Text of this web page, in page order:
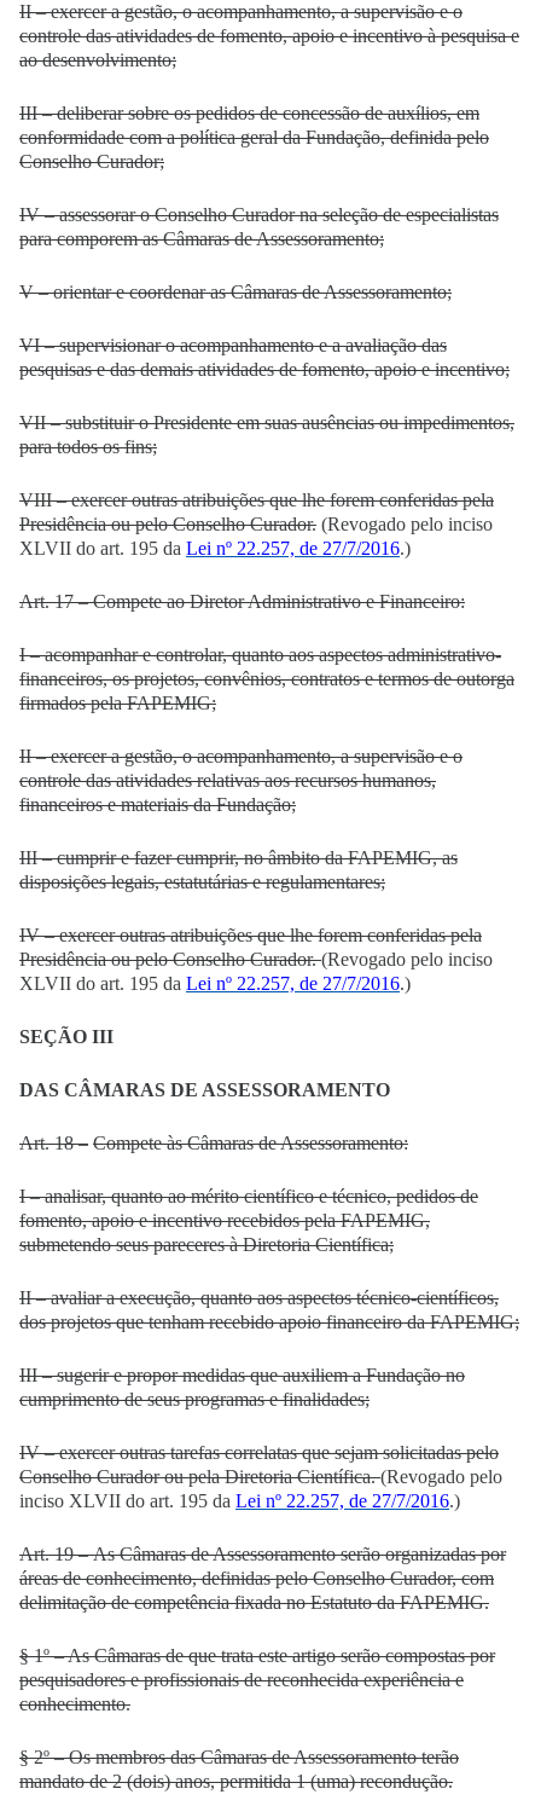
II – exercer a gestão, o acompanhamento, a supervisão e o
controle das atividades de fomento, apoio e incentivo à pesquisa e
ao desenvolvimento;
III – deliberar sobre os pedidos de concessão de auxílios, em
conformidade com a política geral da Fundação, definida pelo
Conselho Curador;
IV – assessorar o Conselho Curador na seleção de especialistas
para comporem as Câmaras de Assessoramento;
V – orientar e coordenar as Câmaras de Assessoramento;
VI – supervisionar o acompanhamento e a avaliação das
pesquisas e das demais atividades de fomento, apoio e incentivo;
VII – substituir o Presidente em suas ausências ou impedimentos,
para todos os fins;
VIII – exercer outras atribuições que lhe forem conferidas pela
Presidência ou pelo Conselho Curador. (Revogado pelo inciso
XLVII do art. 195 da Lei nº 22.257, de 27/7/2016.)
Art. 17 – Compete ao Diretor Administrativo e Financeiro:
I – acompanhar e controlar, quanto aos aspectos administrativo-
financeiros, os projetos, convênios, contratos e termos de outorga
firmados pela FAPEMIG;
II – exercer a gestão, o acompanhamento, a supervisão e o
controle das atividades relativas aos recursos humanos,
financeiros e materiais da Fundação;
III – cumprir e fazer cumprir, no âmbito da FAPEMIG, as
disposições legais, estatutárias e regulamentares;
IV – exercer outras atribuições que lhe forem conferidas pela
Presidência ou pelo Conselho Curador.(Revogado pelo inciso
XLVII do art. 195 da Lei nº 22.257, de 27/7/2016.)
SEÇÃO III
DAS CÂMARAS DE ASSESSORAMENTO
Art. 18 – Compete às Câmaras de Assessoramento:
I – analisar, quanto ao mérito científico e técnico, pedidos de
fomento, apoio e incentivo recebidos pela FAPEMIG,
submetendo seus pareceres à Diretoria Científica;
II – avaliar a execução, quanto aos aspectos técnico-científicos,
dos projetos que tenham recebido apoio financeiro da FAPEMIG;
III – sugerir e propor medidas que auxiliem a Fundação no
cumprimento de seus programas e finalidades;
IV – exercer outras tarefas correlatas que sejam solicitadas pelo
Conselho Curador ou pela Diretoria Científica.(Revogado pelo
inciso XLVII do art. 195 da Lei nº 22.257, de 27/7/2016.)
Art. 19 – As Câmaras de Assessoramento serão organizadas por
áreas de conhecimento, definidas pelo Conselho Curador, com
delimitação de competência fixada no Estatuto da FAPEMIG.
§ 1º – As Câmaras de que trata este artigo serão compostas por
pesquisadores e profissionais de reconhecida experiência e
conhecimento.
§ 2º – Os membros das Câmaras de Assessoramento terão
mandato de 2 (dois) anos, permitida 1 (uma) recondução.